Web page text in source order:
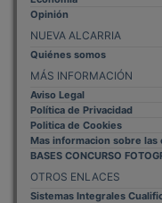
NUEVA ALCARRIA
Quiénes somos
MÁS INFORMACIÓN
Aviso Legal
Política de Privacidad
Politica de Cookies
Mas informacion sobre las
BASES CONCURSO
OTROS ENLACES
Sistemas Integrales
Entrada Bloggers